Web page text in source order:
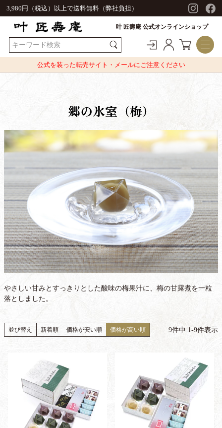
3,980円（税込）以上で送料無料（弊社負担）
叶 匠壽庵 公式オンラインショップ
公式を装った転売サイト・メールにご注意ください
郷の氷室（梅）
やさしい甘みとすっきりとした酸味の梅果汁に、梅の甘露煮を一粒
落としました。
並び替え 新着順 価格が安い順 価格が高い順 9件中 1-9件表示